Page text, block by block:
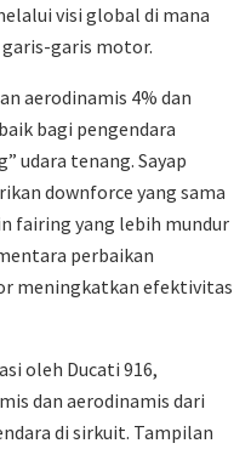
visi global di mana
garis motor.
aerodinamis 4% dan
bagi pengendara
udara tenang. Sayap
downforce yang sama
fairing yang lebih mundur
perbaikan
meningkatkan efektivitas
oleh Ducati 916,
dan aerodinamis dari
di sirkuit. Tampilan